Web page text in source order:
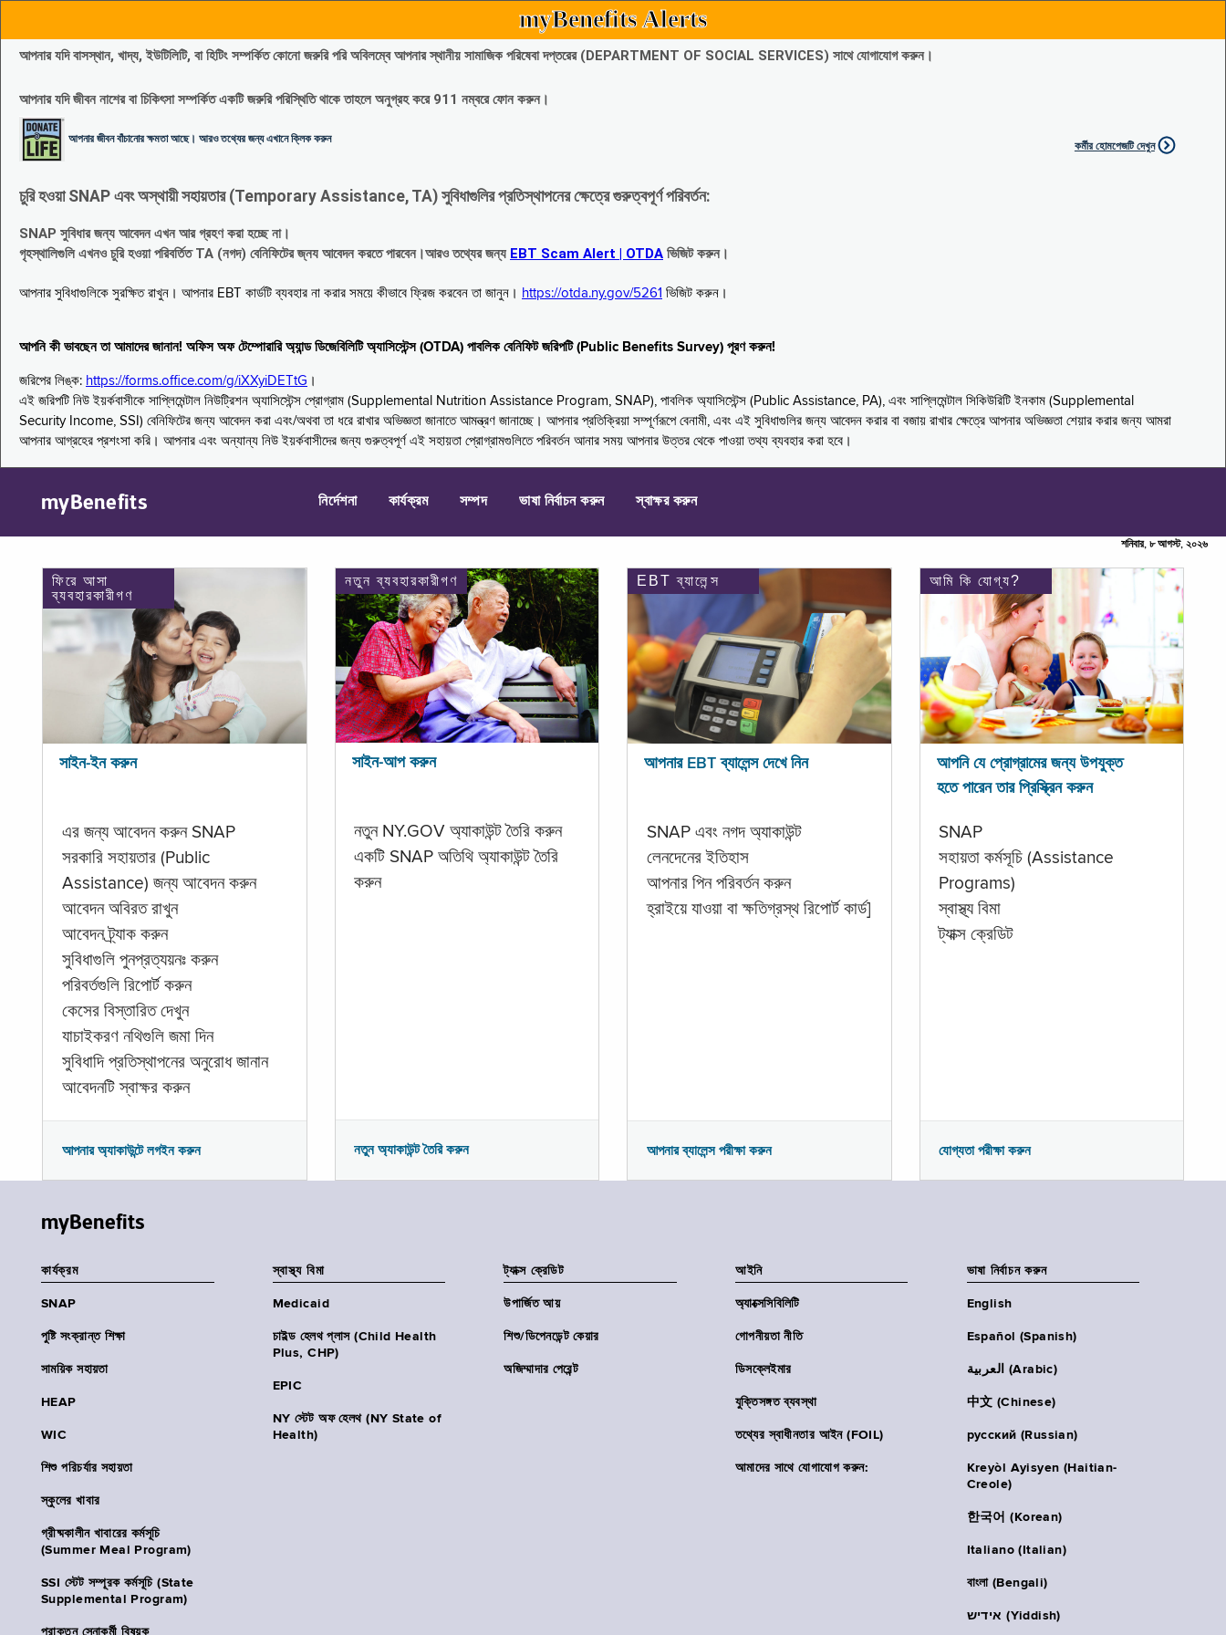
myBenefits Alerts
আপনার যদি বাসস্থান, খাদ্য, ইউটিলিটি, বা হিটিং সম্পর্কিত কোনো জরুরি পরি অবিলম্বে আপনার স্থানীয় সামাজিক পরিষেবা দপ্তরের (DEPARTMENT OF SOCIAL SERVICES) সাথে যোগাযোগ করুন।
আপনার যদি জীবন নাশের বা চিকিৎসা সম্পর্কিত একটি জরুরি পরিস্থিতি থাকে তাহলে অনুগ্রহ করে 911 নম্বরে ফোন করুন।
আপনার জীবন বাঁচানোর ক্ষমতা আছে। আরও তথ্যের জন্য এখানে ক্লিক করুন
কর্মীর হোমপেজটি দেখুন
চুরি হওয়া SNAP এবং অস্থায়ী সহায়তার (Temporary Assistance, TA) সুবিধাগুলির প্রতিস্থাপনের ক্ষেত্রে গুরুত্বপূর্ণ পরিবর্তন:
SNAP সুবিধার জন্য আবেদন এখন আর গ্রহণ করা হচ্ছে না।
গৃহস্থালিগুলি এখনও চুরি হওয়া পরিবর্তিত TA (নগদ) বেনিফিটের জ্নয আবেদন করতে পারবেন।আরও তথ্যের জন্য EBT Scam Alert | OTDA ভিজিট করুন।
আপনার সুবিধাগুলিকে সুরক্ষিত রাখুন। আপনার EBT কার্ডটি ব্যবহার না করার সময়ে কীভাবে ফ্রিজ করবেন তা জানুন। https://otda.ny.gov/5261 ভিজিট করুন।
আপনি কী ভাবছেন তা আমাদের জানান! অফিস অফ টেম্পোরারি অ্যান্ড ডিজেবিলিটি অ্যাসিস্টেন্স (OTDA) পাবলিক বেনিফিট জরিপটি (Public Benefits Survey) পূরণ করুন!
জরিপের লিঙ্ক: https://forms.office.com/g/iXXyiDETtG ।
এই জরিপটি নিউ ইয়র্কবাসীকে সাপ্লিমেন্টাল নিউট্রিশন অ্যাসিস্টেন্স প্রোগ্রাম (Supplemental Nutrition Assistance Program, SNAP), পাবলিক অ্যাসিস্টেন্স (Public Assistance, PA), এবং সাপ্লিমেন্টাল সিকিউরিটি ইনকাম (Supplemental
Security Income, SSI) বেনিফিটের জন্য আবেদন করা এবং/অথবা তা ধরে রাখার অভিজ্ঞতা জানাতে আমন্ত্রণ জানাচ্ছে। আপনার প্রতিক্রিয়া সম্পূর্ণরূপে বেনামী, এবং এই সুবিধাগুলির জন্য আবেদন করার বা বজায় রাখার ক্ষেত্রে আপনার অভিজ্ঞতা শেয়ার করার জন্য আমরা
আপনার আগ্রহের প্রশংসা করি। আপনার এবং অন্যান্য নিউ ইয়র্কবাসীদের জন্য গুরুত্বপূর্ণ এই সহায়তা প্রোগ্রামগুলিতে পরিবর্তন আনার সময় আপনার উত্তর থেকে পাওয়া তথ্য ব্যবহার করা হবে।
myBenefits নির্দেশনা কার্যক্রম সম্পদ ভাষা নির্বাচন করুন স্বাক্ষর করুন
শনিবার, ৮ আগস্ট, ২০২৬
ফিরে আসা
ব্যবহারকারীগণ
সাইন-ইন করুন
এর জন্য আবেদন করুন SNAP
সরকারি সহায়তার (Public
Assistance) জন্য আবেদন করুন
আবেদন অবিরত রাখুন
আবেদন ট্র্যাক করুন
সুবিধাগুলি পুনপ্রত্যয়নঃ করুন
পরিবর্তগুলি রিপোর্ট করুন
কেসের বিস্তারিত দেখুন
যাচাইকরণ নথিগুলি জমা দিন
সুবিধাদি প্রতিস্থাপনের অনুরোধ জানান
আবেদনটি স্বাক্ষর করুন
আপনার অ্যাকাউন্টে লগইন করুন
নতুন ব্যবহারকারীগণ
সাইন-আপ করুন
নতুন NY.GOV অ্যাকাউন্ট তৈরি করুন
একটি SNAP অতিথি অ্যাকাউন্ট তৈরি
করুন
নতুন অ্যাকাউন্ট তৈরি করুন
EBT ব্যালেন্স
আপনার EBT ব্যালেন্স দেখে নিন
SNAP এবং নগদ অ্যাকাউন্ট
লেনদেনের ইতিহাস
আপনার পিন পরিবর্তন করুন
হ্রাইয়ে যাওয়া বা ক্ষতিগ্রস্থ রিপোর্ট কার্ড]
আপনার ব্যালেন্স পরীক্ষা করুন
আমি কি যোগ্য?
আপনি যে প্রোগ্রামের জন্য উপযুক্ত
হতে পারেন তার প্রিস্ক্রিন করুন
SNAP
সহায়তা কর্মসূচি (Assistance
Programs)
স্বাস্থ্য বিমা
ট্যাক্স ক্রেডিট
যোগ্যতা পরীক্ষা করুন
myBenefits
কার্যক্রম
SNAP
পুষ্টি সংক্রান্ত শিক্ষা
সাময়িক সহায়তা
HEAP
WIC
শিশু পরিচর্যার সহায়তা
স্কুলের খাবার
গ্রীষ্মকালীন খাবারের কর্মসূচি
(Summer Meal Program)
SSI স্টেট সম্পূরক কর্মসূচি (State
Supplemental Program)
প্রাক্তন সেনাকর্মী বিষয়ক
স্বাস্থ্য বিমা
Medicaid
চাইল্ড হেলথ প্লাস (Child Health
Plus, CHP)
EPIC
NY স্টেট অফ হেলথ (NY State of
Health)
ট্যাক্স ক্রেডিট
উপার্জিত আয়
শিশু/ডিপেনডেন্ট কেয়ার
অজিম্মাদার পেরেন্ট
আইনি
অ্যাক্সেসিবিলিটি
গোপনীয়তা নীতি
ডিসক্লেইমার
যুক্তিসঙ্গত ব্যবস্থা
তথ্যের স্বাধীনতার আইন (FOIL)
আমাদের সাথে যোগাযোগ করুন:
ভাষা নির্বাচন করুন
English
Español (Spanish)
العربية (Arabic)
中文 (Chinese)
русский (Russian)
Kreyòl Ayisyen (Haitian-
Creole)
한국어 (Korean)
Italiano (Italian)
বাংলা (Bengali)
אידיש (Yiddish)